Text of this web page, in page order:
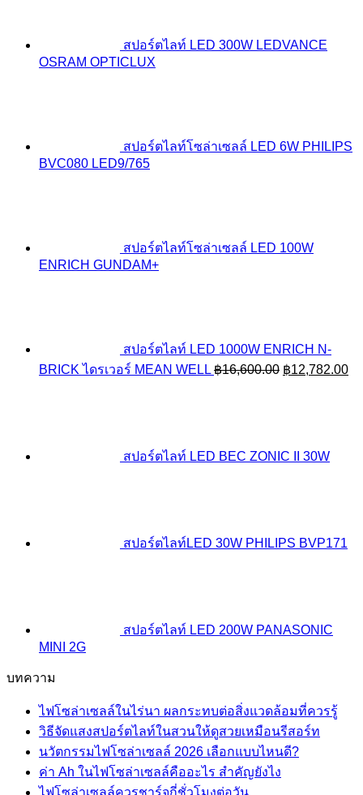
สปอร์ตไลท์ LED 300W LEDVANCE
OSRAM OPTICLUX
สปอร์ตไลท์โซล่าเซลล์ LED 6W PHILIPS
BVC080 LED9/765
สปอร์ตไลท์โซล่าเซลล์ LED 100W
ENRICH GUNDAM+
สปอร์ตไลท์ LED 1000W ENRICH N-
BRICK ไดรเวอร์ MEAN WELL ฿16,600.00 Original
price
฿12,782.00
สปอร์ตไลท์ LED BEC ZONIC II 30W
สปอร์ตไลท์LED 30W PHILIPS BVP171
สปอร์ตไลท์ LED 200W PANASONIC
MINI 2G
บทความ
ไฟโซล่าเซลล์ในไร่นา ผลกระทบต่อสิ่งแวดล้อมที่ควรรู้
วิธีจัดแสงสปอร์ตไลท์ในสวนให้ดูสวยเหมือนรีสอร์ท
นวัตกรรมไฟโซล่าเซลล์ 2026 เลือกแบบไหนดี?
ค่า Ah ในไฟโซล่าเซลล์คืออะไร สำคัญยังไง
ไฟโซล่าเซลล์ควรชาร์จกี่ชั่วโมงต่อวัน